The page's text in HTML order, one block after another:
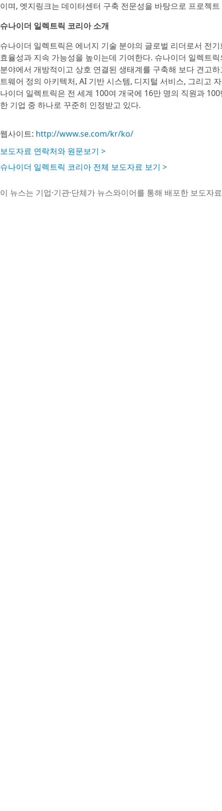
이며, 엣지링크는 데이터센터 구축 전문성을 바탕으로 프로젝
슈나이더 일렉트릭 코리아 소개
슈나이더 일렉트릭은 에너지 기술 분야의 글로벌 리더로서 전
효율성과 지속 가능성을 높이는데 기여한다. 슈나이더 일렉트
분야에서 개방적이고 상호 연결된 생태계를 구축해 보다 견고
트웨어 정의 아키텍처, AI 기반 시스템, 디지털 서비스, 그리고
나이더 일렉트릭은 전 세계 100여 개국에 16만 명의 직원과
한 기업 중 하나로 꾸준히 인정받고 있다.
웹사이트: http://www.se.com/kr/ko/
보도자료 연락처와 원문보기 >
슈나이더 일렉트릭 코리아 전체 보도자료 보기 >
이 뉴스는 기업·기관·단체가 뉴스와이어를 통해 배포한 보도자